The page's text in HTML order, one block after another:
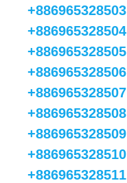
+886965328503
+886965328504
+886965328505
+886965328506
+886965328507
+886965328508
+886965328509
+886965328510
+886965328511